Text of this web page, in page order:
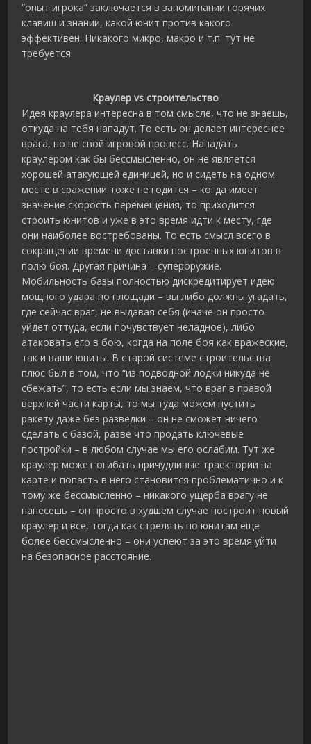
“опыт игрока” заключается в запоминании горячих
клавиш и знании, какой юнит против какого
эффективен. Никакого микро, макро и т.п. тут не
требуется.
Краулер vs строительство
Идея краулера интересна в том смысле, что не знаешь,
откуда на тебя нападут. То есть он делает интереснее
врага, но не свой игровой процесс. Нападать
краулером как бы бессмысленно, он не является
хорошей атакующей единицей, но и сидеть на одном
месте в сражении тоже не годится – когда имеет
значение скорость перемещения, то приходится
строить юнитов и уже в это время идти к месту, где
они наиболее востребованы. То есть смысл всего в
сокращении времени доставки построенных юнитов в
полю боя. Другая причина – супероружие.
Мобильность базы полностью дискредитирует идею
мощного удара по площади – вы либо должны угадать,
где сейчас враг, не выдавая себя (иначе он просто
уйдет оттуда, если почувствует неладное), либо
атаковать его в бою, когда на поле боя как вражеские,
так и ваши юниты. В старой системе строительства
плюс был в том, что “из подводной лодки никуда не
сбежать”, то есть если мы знаем, что враг в правой
верхней части карты, то мы туда можем пустить
ракету даже без разведки – он не сможет ничего
сделать с базой, разве что продать ключевые
постройки – в любом случае мы его ослабим. Тут же
краулер может огибать причудливые траектории на
карте и попасть в него становится проблематично и к
тому же бессмысленно – никакого ущерба врагу не
нанесешь – он просто в худшем случае построит новый
краулер и все, тогда как стрелять по юнитам еще
более бессмысленно – они успеют за это время уйти
на безопасное расстояние.